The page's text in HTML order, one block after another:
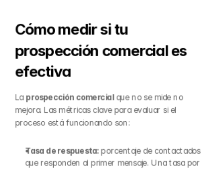
Cómo medir si tu
prospección comercial es
efectiva
La prospección comercial que no se mide no
mejora. Las métricas clave para evaluar si el
proceso está funcionando son:
Tasa de respuesta: porcentaje de contactados
que responden al primer mensaje. Una tasa por